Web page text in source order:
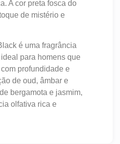
A cor preta fosca do
de mistério e
é uma fragrância
para homens que
profundidade e
de oud, âmbar e
bergamota e jasmim,
olfativa rica e